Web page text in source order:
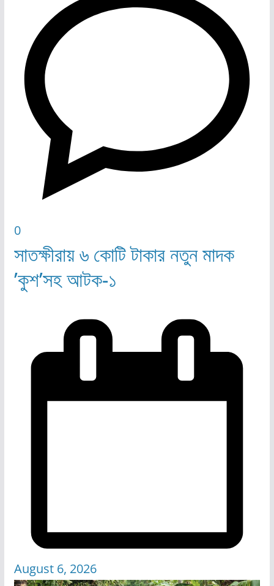
0
সাতক্ষীরায় ৬ কোটি টাকার নতুন মাদক
’কুশ’সহ আটক-১
August 6, 2026